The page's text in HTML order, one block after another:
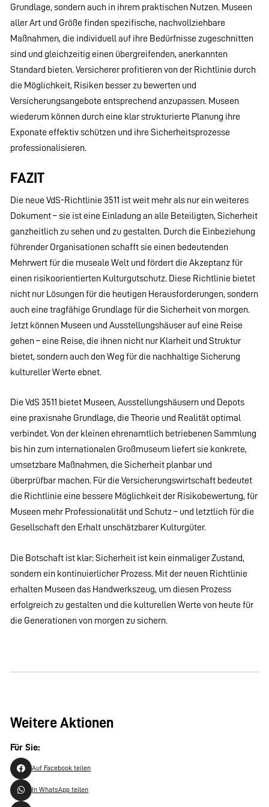
Grundlage, sondern auch in ihrem praktischen Nutzen. Museen
aller Art und Größe finden spezifische, nachvollziehbare
Maßnahmen, die individuell auf ihre Bedürfnisse zugeschnitten
sind und gleichzeitig einen übergreifenden, anerkannten
Standard bieten. Versicherer profitieren von der Richtlinie durch
die Möglichkeit, Risiken besser zu bewerten und
Versicherungsangebote entsprechend anzupassen. Museen
wiederum können durch eine klar strukturierte Planung ihre
Exponate effektiv schützen und ihre Sicherheitsprozesse
professionalisieren.
FAZIT
Die neue VdS-Richtlinie 3511 ist weit mehr als nur ein weiteres
Dokument – sie ist eine Einladung an alle Beteiligten, Sicherheit
ganzheitlich zu sehen und zu gestalten. Durch die Einbeziehung
führender Organisationen schafft sie einen bedeutenden
Mehrwert für die museale Welt und fördert die Akzeptanz für
einen risikoorientierten Kulturgutschutz. Diese Richtlinie bietet
nicht nur Lösungen für die heutigen Herausforderungen, sondern
auch eine tragfähige Grundlage für die Sicherheit von morgen.
Jetzt können Museen und Ausstellungshäuser auf eine Reise
gehen – eine Reise, die ihnen nicht nur Klarheit und Struktur
bietet, sondern auch den Weg für die nachhaltige Sicherung
kultureller Werte ebnet.
Die VdS 3511 bietet Museen, Ausstellungshäusern und Depots
eine praxisnahe Grundlage, die Theorie und Realität optimal
verbindet. Von der kleinen ehrenamtlich betriebenen Sammlung
bis hin zum internationalen Großmuseum liefert sie konkrete,
umsetzbare Maßnahmen, die Sicherheit planbar und
überprüfbar machen. Für die Versicherungswirtschaft bedeutet
die Richtlinie eine bessere Möglichkeit der Risikobewertung, für
Museen mehr Professionalität und Schutz – und letztlich für die
Gesellschaft den Erhalt unschätzbarer Kulturgüter.
Die Botschaft ist klar: Sicherheit ist kein einmaliger Zustand,
sondern ein kontinuierlicher Prozess. Mit der neuen Richtlinie
erhalten Museen das Handwerkszeug, um diesen Prozess
erfolgreich zu gestalten und die kulturellen Werte von heute für
die Generationen von morgen zu sichern.
Weitere Aktionen
Für Sie:
Auf Facebook teilen
In WhatsApp teilen